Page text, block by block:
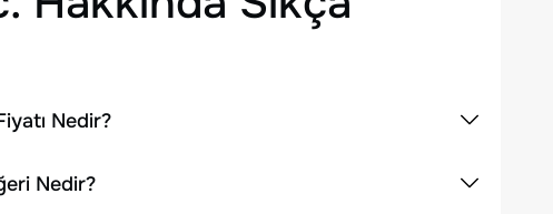
Nedir?
Nedir?